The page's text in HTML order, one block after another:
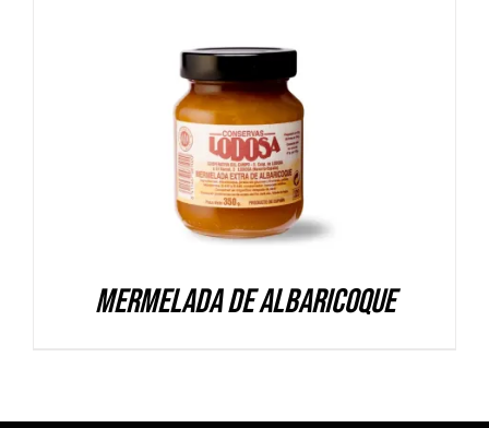
DETALLES
Mermelada de Albaricoque